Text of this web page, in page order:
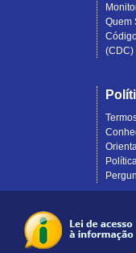
Quem
(CDC)